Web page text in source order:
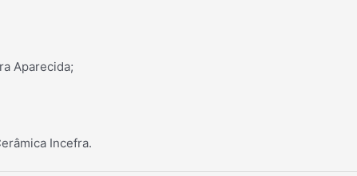
Aparecida;
Incefra.